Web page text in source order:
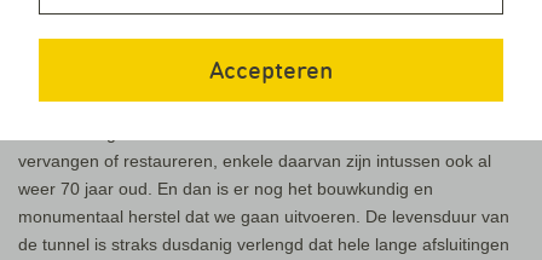
die in de tunnel terecht zijn gekomen, is betonrot ontstaan. Dus
dat is aanleiding voor grootschalig herstel.
Langere levensduur
vervangen of restaureren, enkele daarvan zijn intussen ook al
weer 70 jaar oud. En dan is er nog het bouwkundig en
monumentaal herstel dat we gaan uitvoeren. De levensduur van
de tunnel is straks dusdanig verlengd dat hele lange afsluitingen
Accepteren